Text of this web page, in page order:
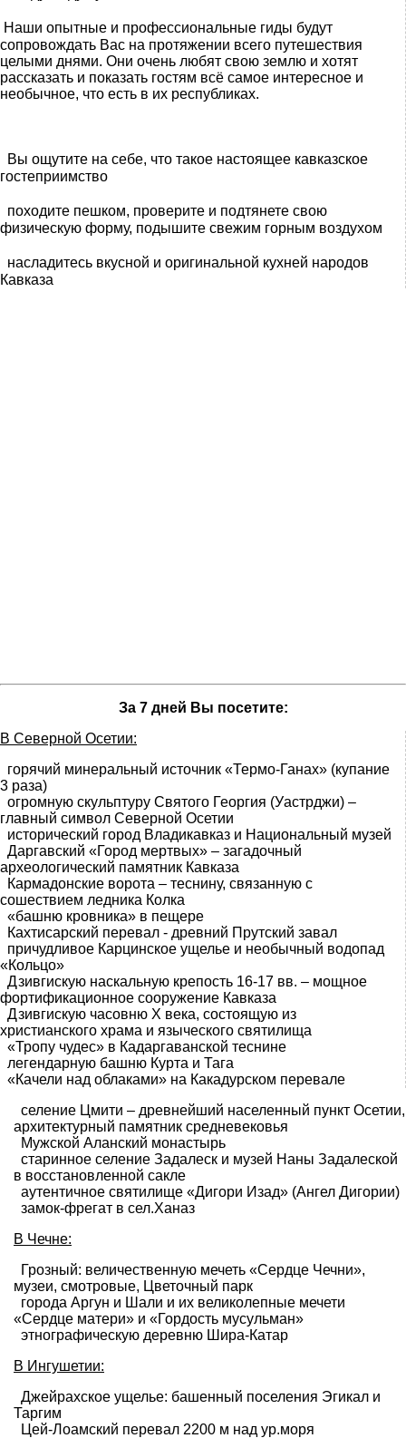
Наши опытные и профессиональные гиды будут
сопровождать Вас на протяжении всего путешествия
целыми днями. Они очень любят свою землю и хотят
рассказать и показать гостям всё самое интересное и
необычное, что есть в их республиках.
Вы ощутите на себе, что такое настоящее кавказское
гостеприимство
походите пешком, проверите и подтянете свою
физическую форму, подышите свежим горным воздухом
насладитесь вкусной и оригинальной кухней народов
Кавказа
За 7 дней Вы посетите:
В Северной Осетии:
горячий минеральный источник «Термо-Ганах» (купание
3 раза)
огромную скульптуру Святого Георгия (Уастрджи) –
главный символ Северной Осетии
исторический город Владикавказ и Национальный музей
Даргавский «Город мертвых» – загадочный
археологический памятник Кавказа
Кармадонские ворота – теснину, связанную с
сошествием ледника Колка
«башню кровника» в пещере
Кахтисарский перевал - древний Прутский завал
причудливое Карцинское ущелье и необычный водопад
«Кольцо»
Дзивгискую наскальную крепость 16-17 вв. – мощное
фортификационное сооружение Кавказа
Дзивгискую часовню Х века, состоящую из
христианского храма и языческого святилища
«Тропу чудес» в Кадаргаванской теснине
легендарную башню Курта и Тага
«Качели над облаками» на Какадурском перевале
селение Цмити – древнейший населенный пункт Осетии,
архитектурный памятник средневековья
Мужской Аланский монастырь
старинное селение Задалеск и музей Наны Задалеской
в восстановленной сакле
аутентичное святилище «Дигори Изад» (Ангел Дигории)
замок-фрегат в сел.Ханаз
В Чечне:
Грозный: величественную мечеть «Сердце Чечни»,
музеи, смотровые, Цветочный парк
города Аргун и Шали и их великолепные мечети
«Сердце матери» и «Гордость мусульман»
этнографическую деревню Шира-Катар
В Ингушетии:
Джейрахское ущелье: башенный поселения Эгикал и
Таргим
Цей-Лоамский перевал 2200 м над ур.моря